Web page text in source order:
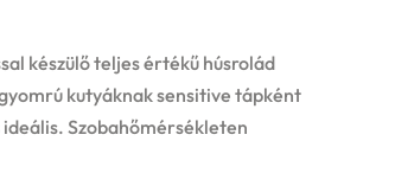
készülő teljes értékű húsrolád
kutyáknak sensitive tápként
Szobahőmérsékleten